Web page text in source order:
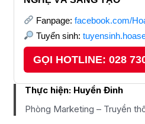
Fanpage: facebook.com/
Tuyển sinh:
GỌI HOTLINE: 028
Thực hiện: Huyền Đinh
Phòng Marketing – Truyền